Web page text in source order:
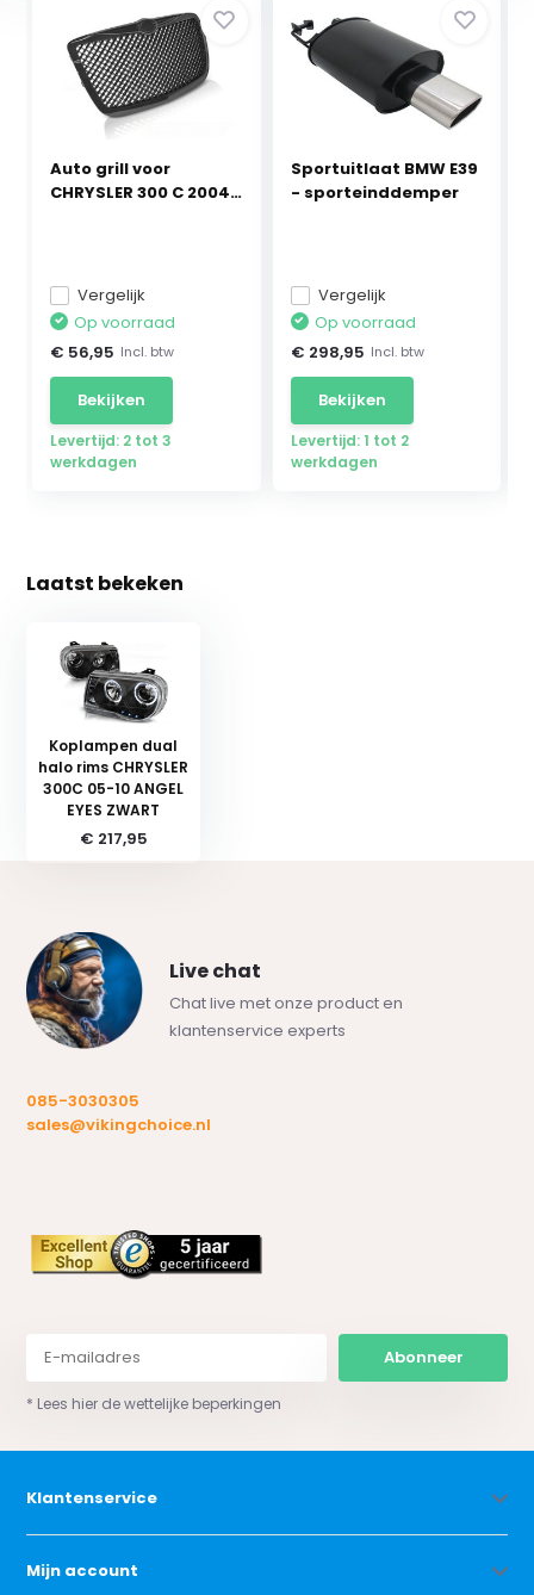
Auto grill voor
CHRYSLER 300 C 2004-
Vergelijk
Op voorraad
€ 56,95 Incl. btw
Bekijken
Levertijd: 2 tot 3
werkdagen
Sportuitlaat BMW E39
- sporteinddemper
Vergelijk
Op voorraad
€ 298,95 Incl. btw
Bekijken
Levertijd: 1 tot 2
werkdagen
Laatst bekeken
Koplampen dual
halo rims CHRYSLER
300C 05-10 ANGEL
EYES ZWART
€ 217,95
Live chat
Chat live met onze product en
klantenservice experts
085-3030305
sales@vikingchoice.nl
Abonneer
* Lees hier de wettelijke beperkingen
Klantenservice
Mijn account